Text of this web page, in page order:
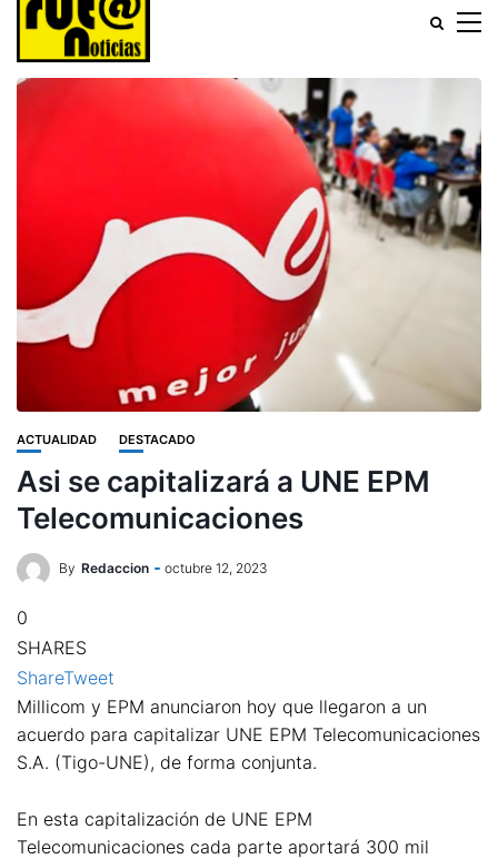
ACTUALIDAD DESTACADO
Asi se capitalizará a UNE EPM
Telecomunicaciones
By Redaccion octubre 12, 2023
0
SHARES
ShareTweet
Millicom y EPM anunciaron hoy que llegaron a un
acuerdo para capitalizar UNE EPM Telecomunicaciones
S.A. (Tigo-UNE), de forma conjunta.
En esta capitalización de UNE EPM
Telecomunicaciones cada parte aportará 300 mil